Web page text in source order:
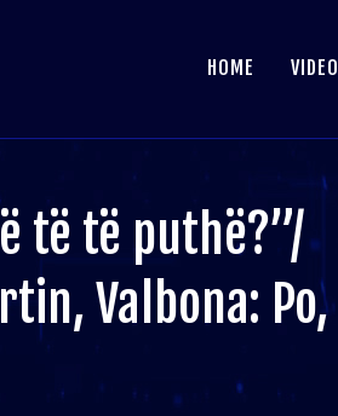
HOME VIDEO
të të puthë?”/
Valbona: Po,